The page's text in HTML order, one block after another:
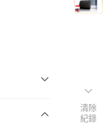
清除
紀錄